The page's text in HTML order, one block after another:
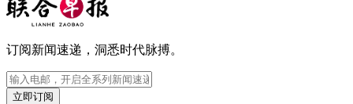
订阅新闻速递，洞悉时代脉搏。
立即订阅